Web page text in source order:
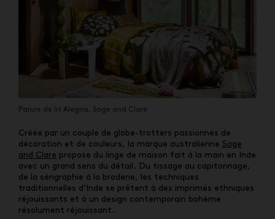
Parure de lit Alegria, Sage and Clare
Créée par un couple de globe-trotters passionnés de
décoration et de couleurs, la marque australienne Sage
and Clare propose du linge de maison fait à la main en Inde
avec un grand sens du détail. Du tissage au capitonnage,
de la sérigraphie à la broderie, les techniques
traditionnelles d’Inde se prêtent à des imprimés ethniques
réjouissants et à un design contemporain bohème
résolument réjouissant.